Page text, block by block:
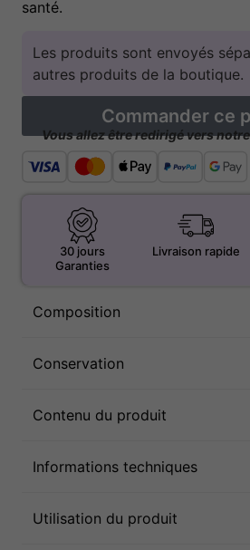
santé.
Les produits sont envoyés
autres produits de la boutique.
Commander ce
Vous allez être redirigé vers
30 jours
Garanties
Livraison rapide
Composition
Conservation
Contenu du produit
Informations techniques
Utilisation du produit